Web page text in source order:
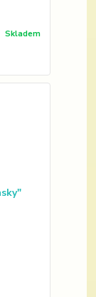
Skladem